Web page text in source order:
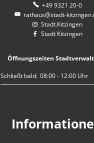
+49 9321 20-0
rathaus@stadt-
Stadt.Kitzingen
Stadt Kitzingen
Öffnungszeiten
Klicken, um weitere Öffnungs-
Schließt bald: 08:00- 12:00Uhr